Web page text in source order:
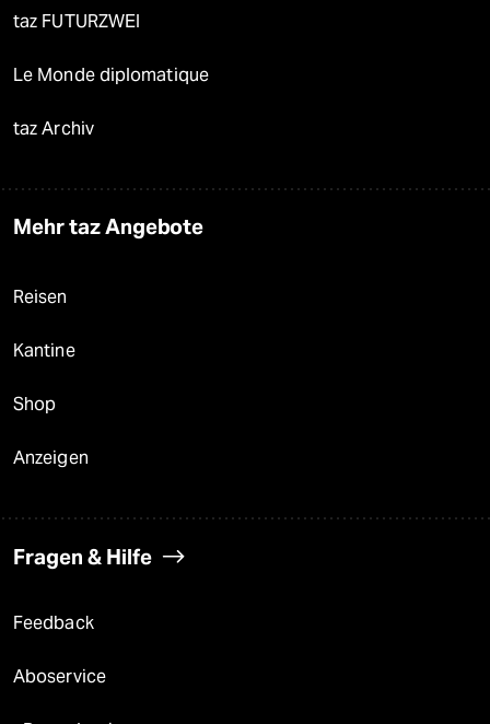
taz FUTURZWEI
Le Monde diplomatique
taz Archiv
Mehr taz Angebote
Reisen
Kantine
Shop
Anzeigen
Fragen & Hilfe
Feedback
Aboservice